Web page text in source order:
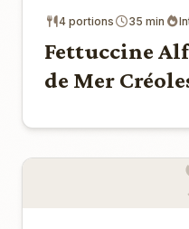
4 portions 35 min
Fettuccine
de Mer